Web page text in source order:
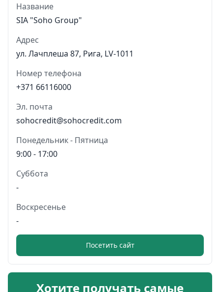
Название
SIA "Soho Group"
Адрес
ул. Лачплеша 87, Рига, LV-1011
Номер телефона
+371 66116000
Эл. почта
sohocredit@sohocredit.com
Понедельник - Пятница
9:00 - 17:00
Суббота
-
Воскресенье
-
Посетить сайт
Хотите получать самые